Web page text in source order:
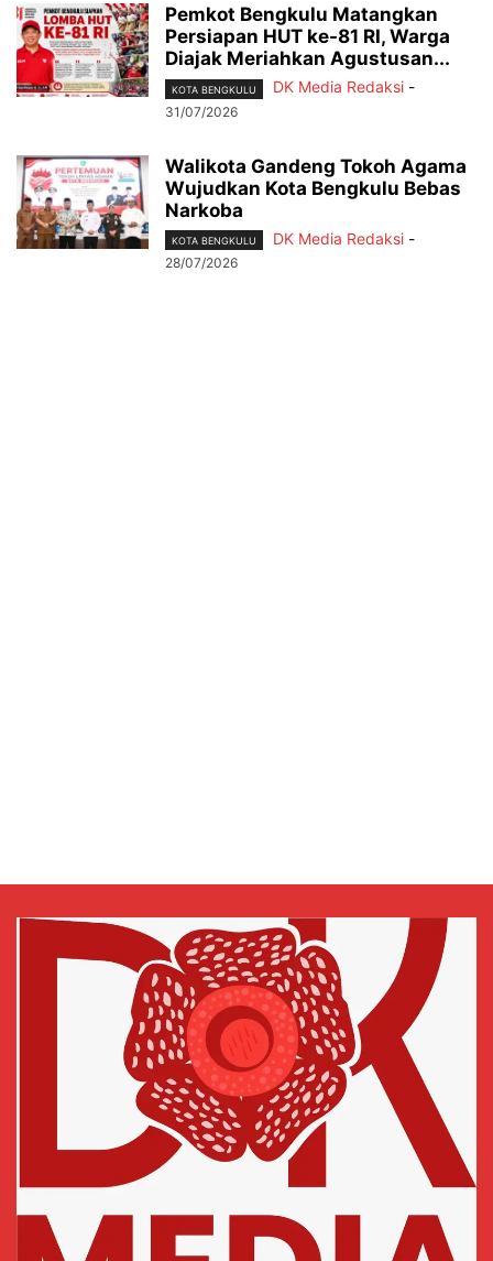
Pemkot Bengkulu Matangkan
Persiapan HUT ke-81 RI, Warga
Diajak Meriahkan Agustusan...
KOTA BENGKULU DK Media Redaksi -
31/07/2026
Walikota Gandeng Tokoh Agama
Wujudkan Kota Bengkulu Bebas
Narkoba
KOTA BENGKULU DK Media Redaksi -
28/07/2026